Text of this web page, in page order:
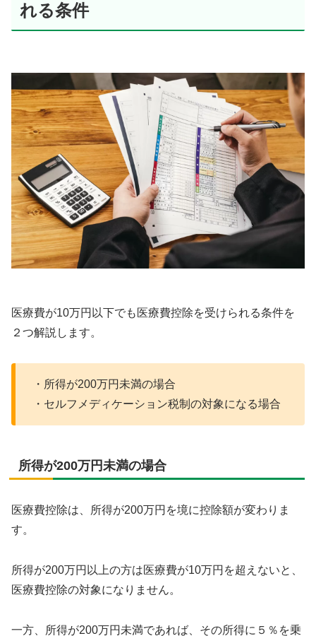
れる条件
医療費が10万円以下でも医療費控除を受けられる条件を
２つ解説します。
・所得が200万円未満の場合
・セルフメディケーション税制の対象になる場合
所得が200万円未満の場合
医療費控除は、所得が200万円を境に控除額が変わりま
す。
所得が200万円以上の方は医療費が10万円を超えないと、
医療費控除の対象になりません。
一方、所得が200万円未満であれば、その所得に５％を乗